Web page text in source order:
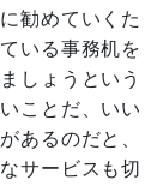
勧めていくた
いる事務机を
しょうという
ことだ、いい
あるのだと、
サービスも切